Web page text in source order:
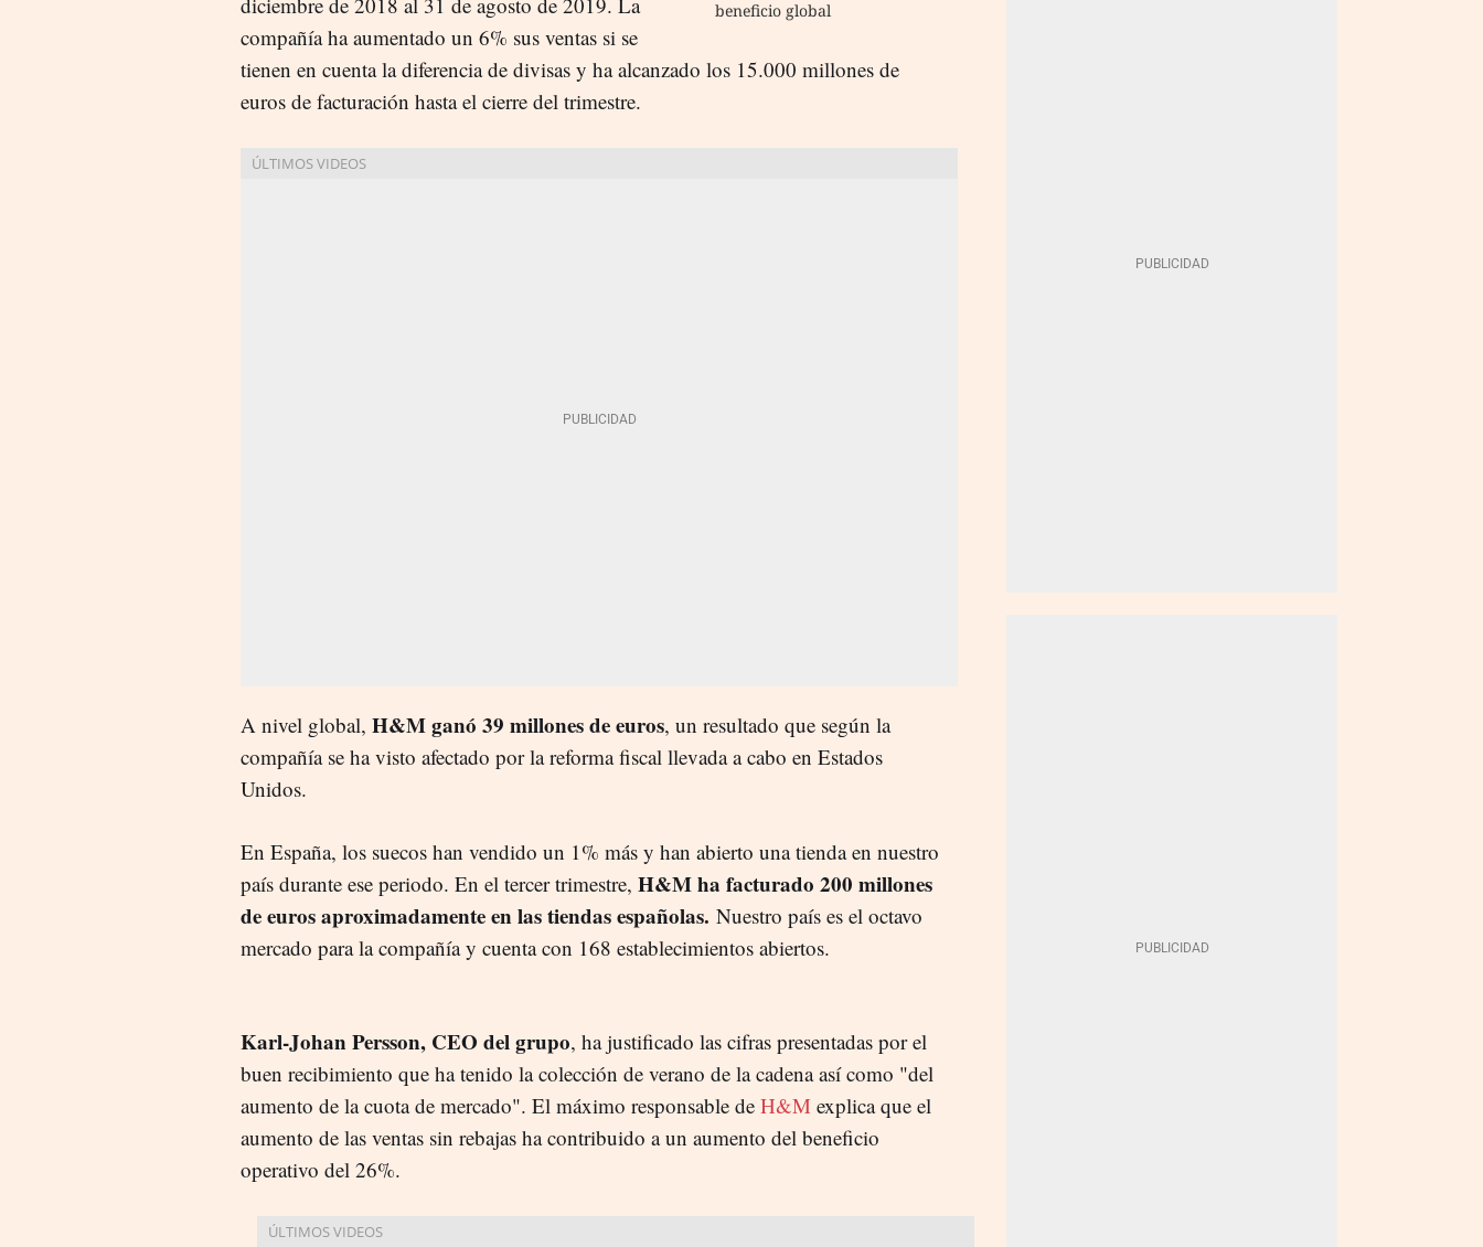
beneficio global
compañía ha aumentado un 6% sus ventas si se
tienen en cuenta la diferencia de divisas y ha alcanzado los 15.000 millones de
euros de facturación hasta el cierre del trimestre.
A nivel global, H&M ganó 39 millones de euros, un resultado que según la
compañía se ha visto afectado por la reforma fiscal llevada a cabo en Estados
Unidos.
En España, los suecos han vendido un 1% más y han abierto una tienda en nuestro
país durante ese periodo. En el tercer trimestre, H&M ha facturado 200 millones
de euros aproximadamente en las tiendas españolas. Nuestro país es el octavo
mercado para la compañía y cuenta con 168 establecimientos abiertos.
Karl-Johan Persson, CEO del grupo, ha justificado las cifras presentadas por el
buen recibimiento que ha tenido la colección de verano de la cadena así como "del
aumento de la cuota de mercado". El máximo responsable de H&M explica que el
aumento de las ventas sin rebajas ha contribuido a un aumento del beneficio
operativo del 26%.